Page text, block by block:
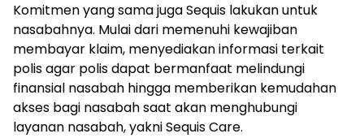
Komitmen yang sama juga Sequis lakukan untuk
nasabahnya. Mulai dari memenuhi kewajiban
membayar klaim, menyediakan informasi terkait
polis agar polis dapat bermanfaat melindungi
finansial nasabah hingga memberikan kemudahan
akses bagi nasabah saat akan menghubungi
layanan nasabah, yakni Sequis Care.